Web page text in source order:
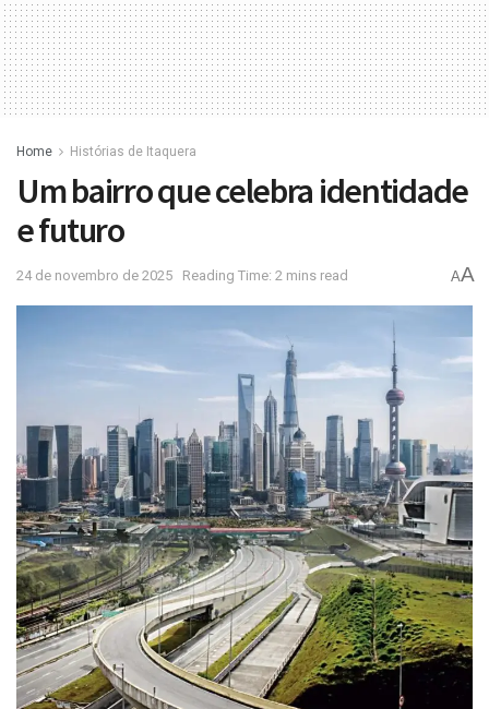
Home Histórias de Itaquera
Um bairro que celebra identidade
e futuro
24 de novembro de 2025 Reading Time: 2 mins read AA